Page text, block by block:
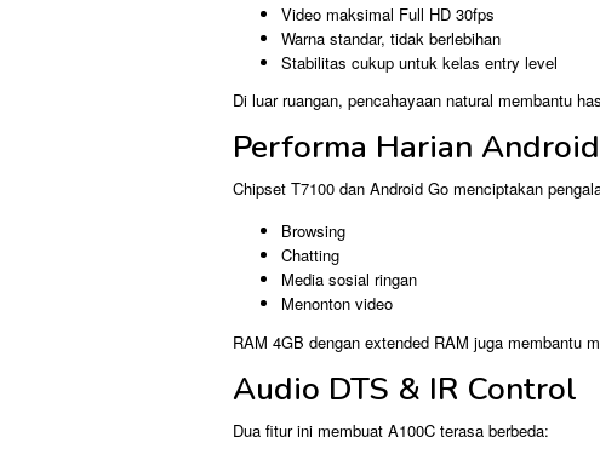
Video maksimal Full HD 30fps
Warna standar, tidak berlebihan
Stabilitas cukup untuk kelas entry level
Di luar ruangan, pencahayaan natural membantu
Performa Harian
Chipset T7100 dan Android Go menciptakan
Browsing
Chatting
Media sosial ringan
Menonton video
RAM 4GB dengan extended RAM juga membantu
Audio DTS & IR Control
Dua fitur ini membuat A100C terasa berbeda: